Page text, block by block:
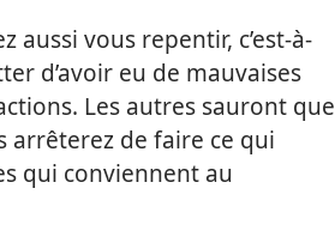
aussi vous repentir, c’est-à-
d’avoir eu de mauvaises
Les autres sauront que
arrêterez de faire ce qui
qui conviennent au